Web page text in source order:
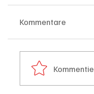
Kommentare